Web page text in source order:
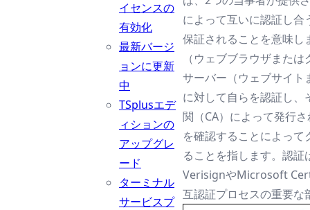
イセンスの
有効化
最新バージ
ョンに更新
中
TSplusエデ
ィションの
アップグレ
ード
ターミナル
サービスプ
によって互いに認証し
保証されることを意味し
（ウェブブラウザまた
サーバー（ウェブサイト
に対して自らを認証し
関（CA）によって発行
を確認することによっ
ることを指します。認
VerisignやMicrosoft
互認証プロセスの重要な